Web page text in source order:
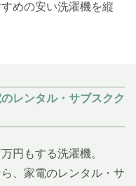
めの安い洗濯機を縦
レンタル・サブスクク
円もする洗濯機。
、家電のレンタル・サ